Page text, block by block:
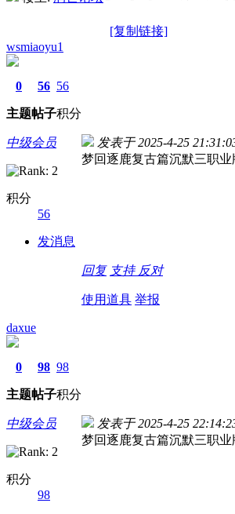
[复制链接]
wsmiaoyu1
0
主题
56
帖子
56
积分
中级会员
积分
56
发消息
发表于 2025-4-25
梦回逐鹿复古篇沉默三职
回复 支持 反对
使用道具 举报
daxue
0
主题
98
帖子
98
积分
中级会员
积分
98
发表于 2025-4-25
梦回逐鹿复古篇沉默三职